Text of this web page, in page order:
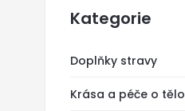
Kategorie
Doplňky stravy
Krása a péče o tělo